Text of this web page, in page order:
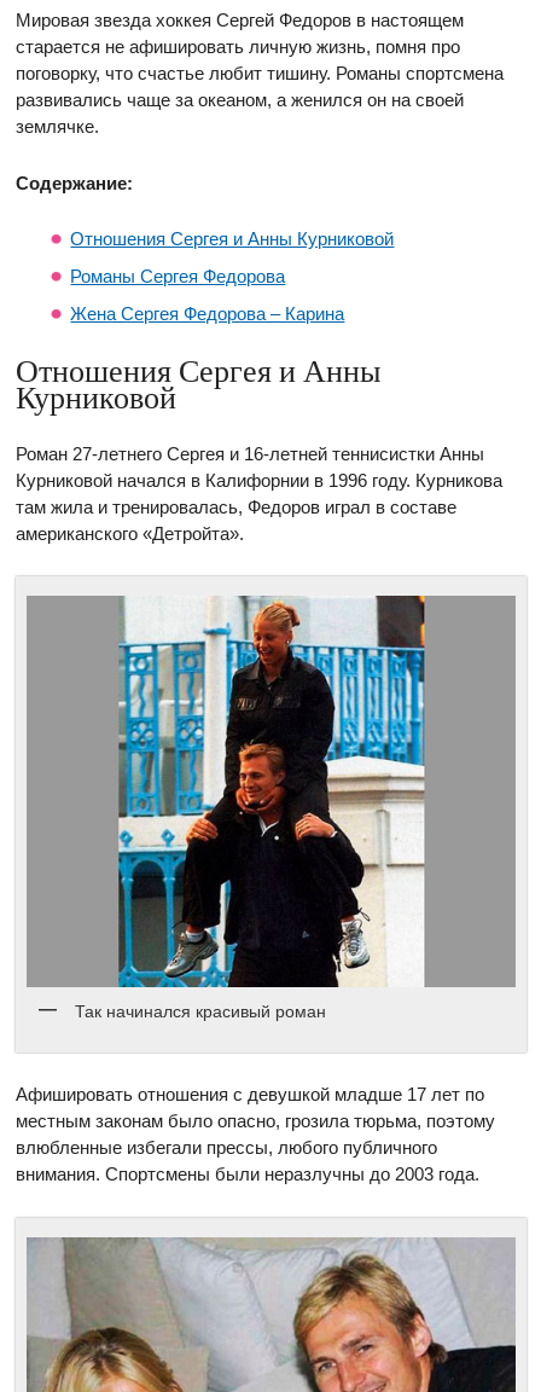
Мировая звезда хоккея Сергей Федоров в настоящем
старается не афишировать личную жизнь, помня про
поговорку, что счастье любит тишину. Романы спортсмена
развивались чаще за океаном, а женился он на своей
землячке.
Содержание:
Отношения Сергея и Анны Курниковой
Романы Сергея Федорова
Жена Сергея Федорова – Карина
Отношения Сергея и Анны
Курниковой
Роман 27-летнего Сергея и 16-летней теннисистки Анны
Курниковой начался в Калифорнии в 1996 году. Курникова
там жила и тренировалась, Федоров играл в составе
американского «Детройта».
Так начинался красивый роман
Афишировать отношения с девушкой младше 17 лет по
местным законам было опасно, грозила тюрьма, поэтому
влюбленные избегали прессы, любого публичного
внимания. Спортсмены были неразлучны до 2003 года.